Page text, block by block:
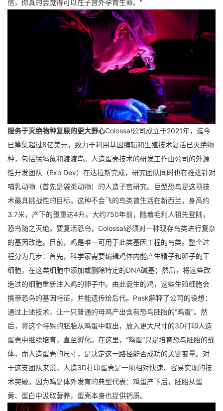
信，你真的会觉得可以在子宫外孕育生命。"
服务于灭绝物种复原的更大野心Colossal公司成立于2021年，迄今
已筹集超过8亿美元，致力于利用基因编辑和生殖技术复活已灭绝物
种，包括猛犸象和渡渡鸟。人造蛋壳技术的研发工作由公司的外源
性开发团队（Exo Dev）在达拉斯完成，研究团队同时也在推进针对
哺乳动物（首先是袋类动物）的人造子宫研究。
巨型恐鸟是这项技
术最具挑战性的目标。这种不会飞的鸟类曾生活在新西兰，身高约
3.7米，产下的蛋重达4升。大约750年前，随着毛利人祖先登陆，
恐鸟随之灭绝。 要复活恐鸟，Colossal必须对一种现存鸟类进行复杂
的基因改造。目前，鸡是唯一可用于此类基因工程的鸟类。整个过
程分为几步：首先，科学家需要编辑鸡体内能产生精子和卵子的干
细胞，在这类细胞中添加或删除特定的DNA碱基；然后，将这些改
造过的细胞重新注入鸡的卵子中。由此诞生的鸡，这些生殖细胞会
携带恐鸟的基因特征，并能遗传给后代。 Pask解释了公司的设想：
通过上述技术，让一只普通的母鸡产出含有恐鸟胚胎的“鸡蛋”。然
后，将这个特殊的胚胎从鸡蛋中取出，放入更大尺寸的3D打印人造
蛋壳中继续培育，直至孵化。在这里，“鸡蛋”只是培育恐鸟胚胎的载
体，而人造蛋壳的尺寸，是决定这一路径能否成功的关键变量。 对
于这支团队来说，人造3D打印蛋壳是一项相对快速、容易实现的技
术突破。因为鸡是体外发育的典型代表：鸡蛋产下后，胚胎从蛋
黄、蛋白中汲取营养，蛋壳本身也提供钙质。